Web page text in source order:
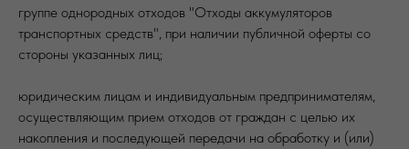
группе однородных отходов "Отходы аккумуляторов
транспортных средств", при наличии публичной оферты со
стороны указанных лиц;
юридическим лицам и индивидуальным предпринимателям,
осуществляющим прием отходов от граждан с целью их
накопления и последующей передачи на обработку и (или)